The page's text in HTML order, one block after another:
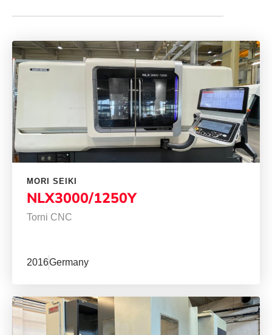
MORI SEIKI
NLX3000/1250Y
Torni CNC
2016Germany